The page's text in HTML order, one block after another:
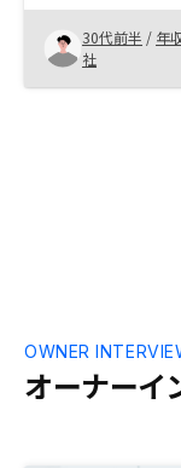
30代前半 / 年
社
オーナーイ
OWNER